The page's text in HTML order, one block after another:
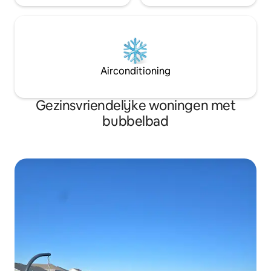
Airconditioning
Gezinsvriendelijke woningen met
bubbelbad